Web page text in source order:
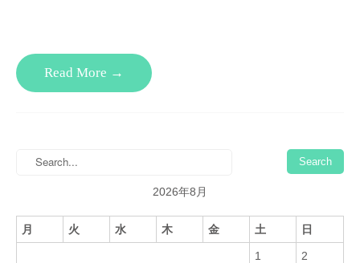
Read More →
2026年8月
月 火 水 木 金 土 日
1 2